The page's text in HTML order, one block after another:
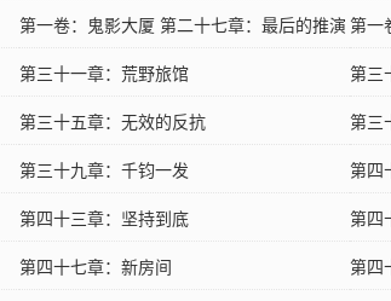
第一卷：鬼影大厦 第二十七章：最后的推演 第一
第三十一章：荒野旅馆
第三
第三十五章：无效的反抗
第三
第三十九章：千钧一发
第四
第四十三章：坚持到底
第四
第四十七章：新房间
第四